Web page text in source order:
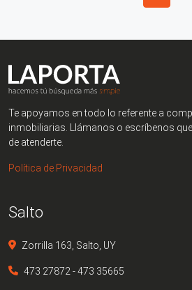
Te apoyamos en todo lo referente a
inmobiliarias. Llámanos o escríbenos
de atenderte.
Política de Privacidad
Salto
Zorrilla 163, Salto, UY
473 27872 - 473 35665